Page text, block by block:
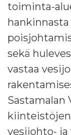
toiminta-
sekä
vastaa
Sastamalan
vesijohto-